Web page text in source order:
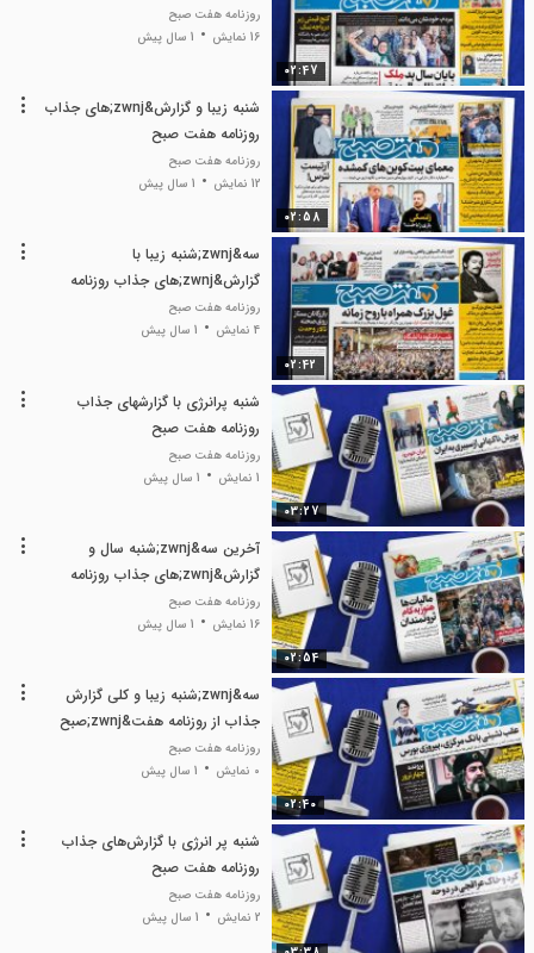
02:47
صبح
روزنامه هفت صبح
16 نمایش
1 سال پیش
02:58
شنبه زیبا و گزارش&zwnj;های جذاب
روزنامه هفت صبح
روزنامه هفت صبح
12 نمایش
1 سال پیش
02:42
سه&zwnj;شنبه زیبا با
گزارش&zwnj;های جذاب روزنامه
هفت&zwnj;صبح
روزنامه هفت صبح
4 نمایش
1 سال پیش
03:27
شنبه پرانرژی با گزارشهای جذاب
روزنامه هفت صبح
روزنامه هفت صبح
1 نمایش
1 سال پیش
02:54
آخرین سه&zwnj;شنبه سال و
گزارش&zwnj;های جذاب روزنامه
هفت صبح
روزنامه هفت صبح
16 نمایش
1 سال پیش
02:40
سه&zwnj;شنبه زیبا و کلی گزارش
جذاب از روزنامه هفت&zwnj;صبح
روزنامه هفت صبح
0 نمایش
1 سال پیش
شنبه پر انرژی با گزارش‌های جذاب
روزنامه هفت صبح
روزنامه هفت صبح
2 نمایش
1 سال پیش